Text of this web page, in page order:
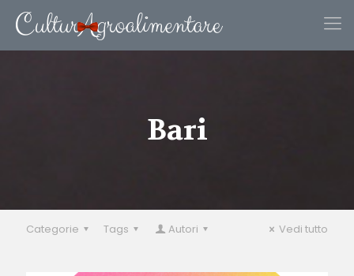
Bari
Categorie Tags Autori Vedi tutto